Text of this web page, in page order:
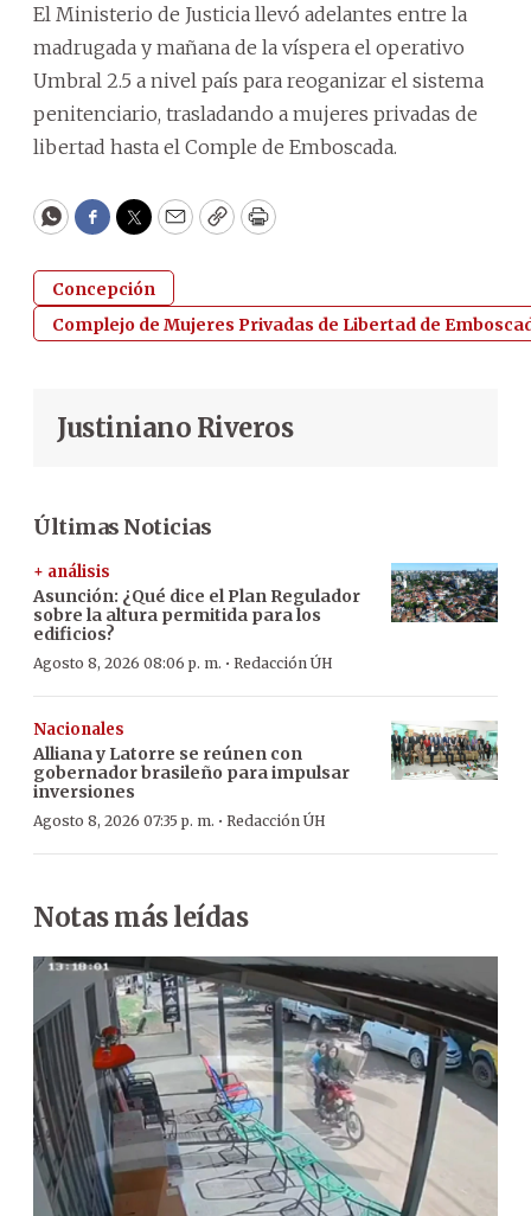
El Ministerio de Justicia llevó adelantes entre la
madrugada y mañana de la víspera el operativo
Umbral 2.5 a nivel país para reoganizar el sistema
penitenciario, trasladando a mujeres privadas de
libertad hasta el Comple de Emboscada.
WhatsApp
Facebook
Twitter
EmailCopyPrint
Concepción
Complejo de Mujeres Privadas de Libertad de
Justiniano Riveros
Últimas Noticias
+ análisis
Asunción: ¿Qué dice el Plan Regulador
sobre la altura permitida para los
edificios?
Agosto 8, 2026 08:06 p. m. · Redacción ÚH
Nacionales
Alliana y Latorre se reúnen con
gobernador brasileño para impulsar
inversiones
Agosto 8, 2026 07:35 p. m. · Redacción ÚH
Notas más leídas